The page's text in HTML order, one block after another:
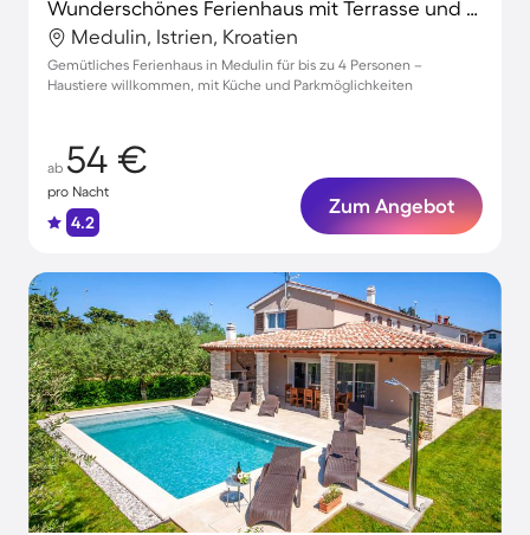
Wunderschönes Ferienhaus mit Terrasse und Grill | Naturblick | Haustiere sind willkommen
Medulin, Istrien, Kroatien
Gemütliches Ferienhaus in Medulin für bis zu 4 Personen –
Haustiere willkommen, mit Küche und Parkmöglichkeiten
ab 54 €
pro Nacht
4.2
Zum Angebot